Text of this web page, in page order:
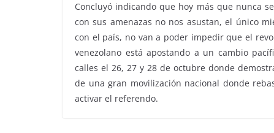
Concluyó indicando que hoy más que nunca
con sus amenazas no nos asustan, el único
con el país, no van a poder impedir que el
venezolano está apostando a un cambio
calles el 26, 27 y 28 de octubre donde
de una gran movilización nacional donde
activar el referendo.